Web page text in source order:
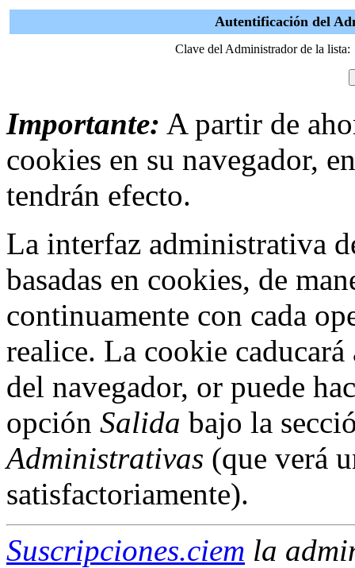
Autentificación del
Clave del Administrador de la lista:
Importante: A partir de
cookies en su navegador,
tendrán efecto.
La interfaz administrativa
basadas en cookies, de
continuamente con cada
realice. La cookie
del navegador, or puede
opción Salida bajo la
Administrativas (que verá
satisfactoriamente).
Suscripciones.ciem la